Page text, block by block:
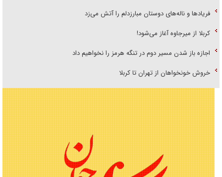
فریاد‌ها و ناله‌های دوستان مبارزدلم را آتش می‌زد
کربلا از میرجاوه آغاز می‌شود!
اجازه باز شدن مسیر دوم در تنگه هرمز را نخواهیم داد
خروش خونخواهان از تهران تا کربلا